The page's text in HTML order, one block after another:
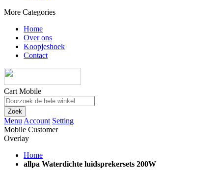
More Categories
Home
Over ons
Koopjeshoek
Contact
Cart Mobile
Zoek
Menu Account Setting
Mobile Customer
Overlay
Home
allpa Waterdichte luidsprekersets 200W